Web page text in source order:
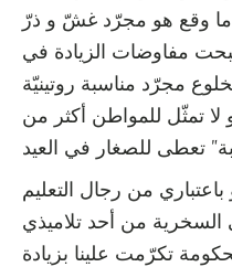
وقع هو مجرّد غشّ و ذرّ
مفاوضات الزيادة في
مجرّد مناسبة روتينيّة
لا تمثّل للمواطن أكثر من
باعتباري من رجال التعليم
من أحد تلاميذي
تكرّمت علينا بزيادة